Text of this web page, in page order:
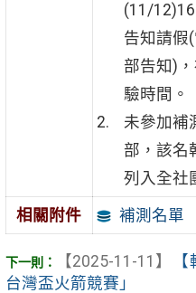
(11/
告知請假
部告知)
驗時間。
未參加補
部，該名
列入全社
相關附件 補測名單
【2025-11-11】
台灣盃火箭競賽」